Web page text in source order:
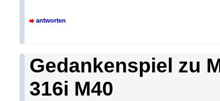
antworten
Gedankenspiel zu
316i M40